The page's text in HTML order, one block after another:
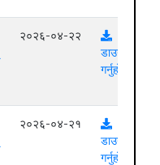
२०२६-०४-२२
डाउनलोड
गर्नुहोस्
२०२६-०४-२१
डाउनलोड
गर्नुहोस्